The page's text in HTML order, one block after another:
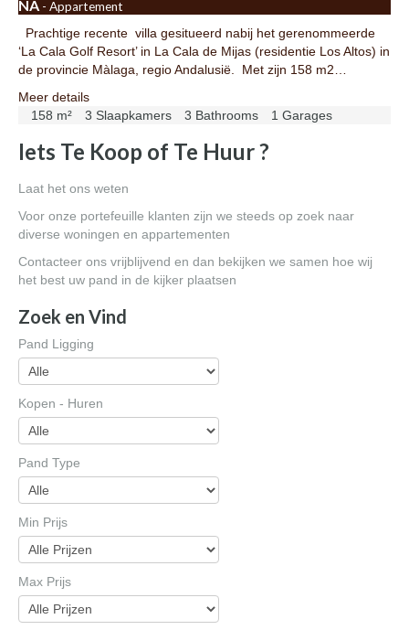
NA - Appartement
Prachtige recente villa gesitueerd nabij het gerenommeerde
‘La Cala Golf Resort’ in La Cala de Mijas (residentie Los Altos) in
de provincie Màlaga, regio Andalusië. Met zijn 158 m2…
Meer details
158 m²
3 Slaapkamers 3 Bathrooms 1 Garages
Iets Te Koop of Te Huur ?
Laat het ons weten
Voor onze portefeuille klanten zijn we steeds op zoek naar
diverse woningen en appartementen
Contacteer ons vrijblijvend en dan bekijken we samen hoe wij
het best uw pand in de kijker plaatsen
Zoek en Vind
Pand Ligging
Kopen - Huren
Pand Type
Min Prijs
Max Prijs